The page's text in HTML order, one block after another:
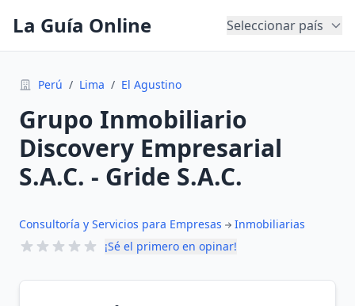
La Guía Online Seleccionar país
Perú / Lima / El Agustino
Grupo Inmobiliario
Discovery Empresarial
S.A.C. - Gride S.A.C.
Consultoría y Servicios para Empresas
Inmobiliarias
¡Sé el primero en opinar!